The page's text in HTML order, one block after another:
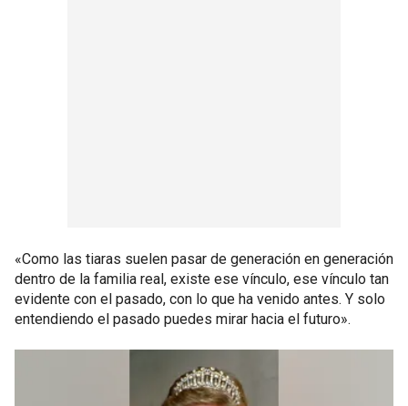
«Como las tiaras suelen pasar de generación en generación
dentro de la familia real, existe ese vínculo, ese vínculo tan
evidente con el pasado, con lo que ha venido antes. Y solo
entendiendo el pasado puedes mirar hacia el futuro».